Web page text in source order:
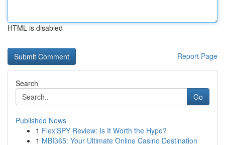
HTML is disabled
Report Page
Search
Go
Published News
1 FlexiSPY Review: Is It Worth the Hype?
1 MBI365: Your Ultimate Online Casino Destination